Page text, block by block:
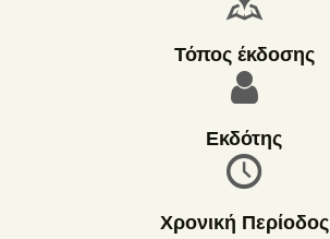
ΌΡΟΙ ΧΡΉΣΗΣ
Τόπος έκδοσης
Εκδότης
Χρονική Περίοδος